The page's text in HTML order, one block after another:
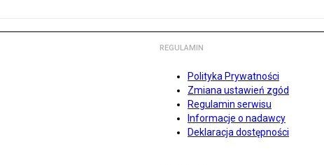
REGULAMIN
Polityka Prywatności
Zmiana ustawień zgód
Regulamin serwisu
Informacje o nadawcy
Deklaracja dostępności